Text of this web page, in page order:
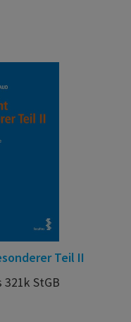
Teil II
321k StGB